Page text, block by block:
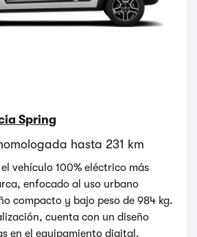
Spring
hasta 231 km
vehículo 100% eléctrico más
enfocado al uso urbano
compacto y bajo peso de 984 kg.
cuenta con un diseño
en el equipamiento digital.